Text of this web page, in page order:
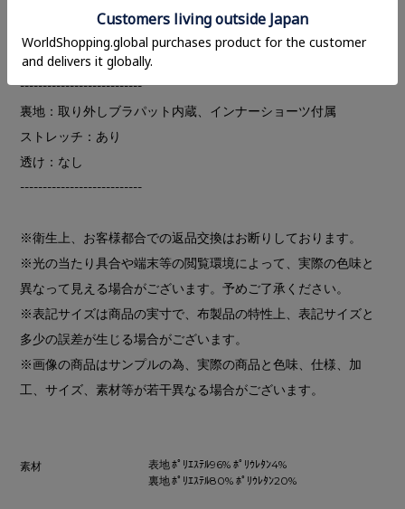
凹凸感のあるリブ素材を使用し、タウンユースもしやすいアイ
テムです。
---------------------------
裏地：取り外しブラパット内蔵、インナーショーツ付属
ストレッチ：あり
透け：なし
---------------------------
※衛生上、お客様都合での返品交換はお断りしております。
※光の当たり具合や端末等の閲覧環境によって、実際の色味と
異なって見える場合がございます。予めご了承ください。
※表記サイズは商品の実寸で、布製品の特性上、表記サイズと
多少の誤差が生じる場合がございます。
※画像の商品はサンプルの為、実際の商品と色味、仕様、加
工、サイズ、素材等が若干異なる場合がございます。
素材
表地 ﾎﾟﾘｴｽﾃﾙ96% ﾎﾟﾘｳﾚﾀﾝ4%
裏地 ﾎﾟﾘｴｽﾃﾙ80% ﾎﾟﾘｳﾚﾀﾝ20%